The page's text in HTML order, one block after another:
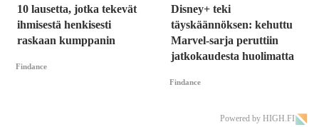
10 lausetta, jotka tekevät
ihmisestä henkisesti
raskaan kumppanin
Findance
Disney+ teki
täyskäännöksen: kehuttu
Marvel-sarja peruttiin
jatkokaudesta huolimatta
Findance
Powered by HIGH.FI